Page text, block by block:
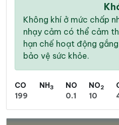
Không khí ở mức chấp
nhạy cảm có thể cảm
hạn chế hoạt động
bảo vệ sức khỏe.
CO
199
NH3
NO
0.1
NO2
10